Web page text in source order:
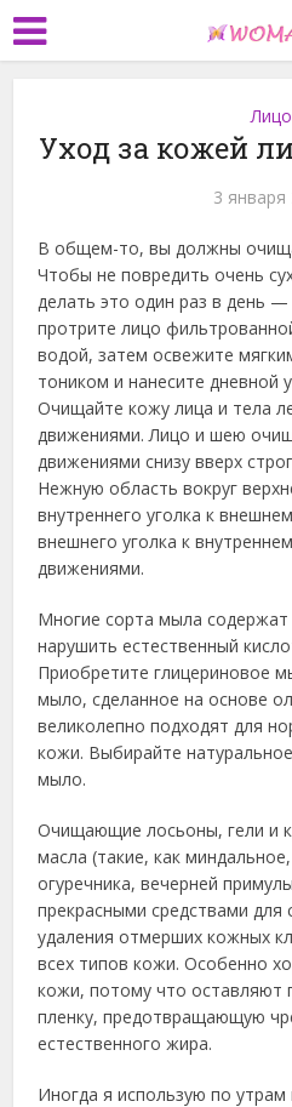
Лицо
Уход за кожей
3 января
В общем-то, вы должны
Чтобы не повредить очень
делать это один раз в день
протрите лицо
водой, затем освежите
тоником и нанесите дневной
Очищайте кожу лица и тела
движениями. Лицо и шею
движениями снизу вверх
Нежную область вокруг
внутреннего уголка к
внешнего уголка к
движениями.
Многие сорта мыла
нарушить естественный
Приобретите глицериновое
мыло, сделанное на основе
великолепно подходят для
кожи. Выбирайте
мыло.
Очищающие лосьоны, гели и
масла (такие, как
огуречника, вечерней
прекрасными средствами для
удаления отмерших кожных
всех типов кожи. Особенно
кожи, потому что оставляют
пленку, предотвращающую
естественного жира.
Иногда я использую по